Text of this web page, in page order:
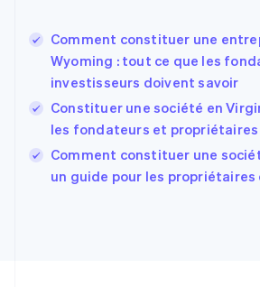
Comment constituer une
Wyoming : tout ce que les
investisseurs doivent savoir
Constituer une société en
les fondateurs et propriétaires
Comment constituer une
un guide pour les propriétaires
EnglishEspañol简体中文
Finlande
EnglishSvenska
FrançaisEnglish
Gibraltar
English
Grèce
English